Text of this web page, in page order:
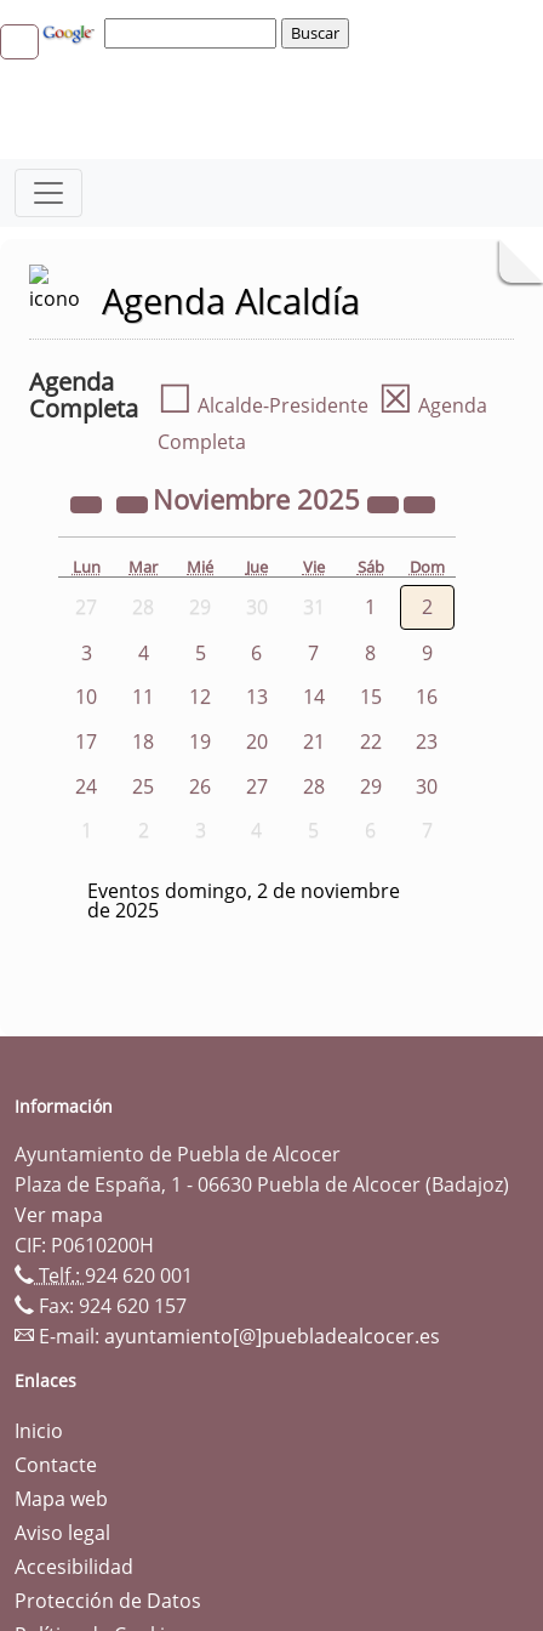
Agenda Alcaldía
Agenda
Completa
☐ Alcalde-Presidente ☒ Agenda
Completa
Noviembre 2025
Lun Mar Mié Jue Vie Sáb Dom
27 28 29 30 31 1
2
3
4 5 6 7 8
9
10
11 12 13 14 15
16
17
18 19 20 21 22
23
24
25 26 27 28 29
30
1
2 3 4 5 6 7
Eventos domingo, 2 de noviembre
de 2025
Información
Ayuntamiento de Puebla de Alcocer
Plaza de España, 1 - 06630 Puebla de Alcocer (Badajoz)
Ver mapa
CIF: P0610200H
Telf.: 924 620 001
Fax: 924 620 157
E-mail: ayuntamiento[@]puebladealcocer.es
Enlaces
Inicio
Contacte
Mapa web
Aviso legal
Accesibilidad
Protección de Datos